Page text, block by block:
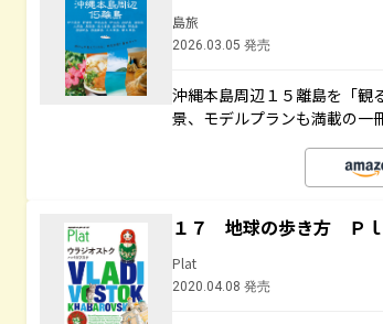
島旅
2026.03.05 発売
沖縄本島周辺１５離島を「
景、モデルプランも満載の一冊
１７ 地球の歩き方 Ｐ
Plat
2020.04.08 発売